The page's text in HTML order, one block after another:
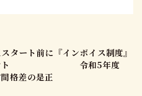
前に『インボイス制度』
イント 令和5年度
格差の是正